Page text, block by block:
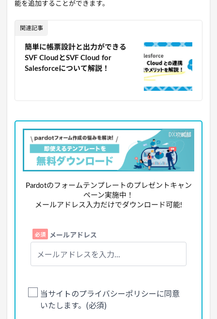
能を追加することができます。
関連記事
簡単に帳票設計と出力ができる
SVF CloudとSVF Cloud for
Salesforceについて解説！
Pardotのフォームテンプレートのプレゼントキャン
ペーン実施中！
メールアドレス入力だけでダウンロード可能!